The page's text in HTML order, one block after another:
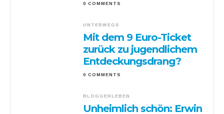
0 COMMENTS
UNTERWEGS
Mit dem 9 Euro-Ticket
zurück zu jugendlichem
Entdeckungsdrang?
0 COMMENTS
BLOGGERLEBEN
Unheimlich schön: Erwin